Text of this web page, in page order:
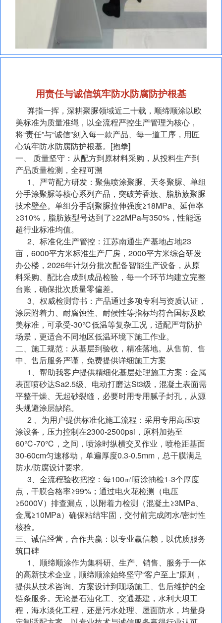
用责任与诚信筑牢防水防腐防护根基
弹指一挥，深耕聚脲领域近二十载，顺缔顺涂以欧
美标准为质量准绳，以全流程严控生产管理为核心，
将“责任”与“诚信”刻入每一款产品、每一道工序，用匠
心筑牢防水防腐防护根基。[抱拳]
一、 质量坚守：从配方到原材料采购，从投料生产到
产品质量检测，全程可溯
1、严苛配方研发：聚焦喷涂聚脲、天冬聚脲、单组
分手涂聚脲等核心系列产品，突破芳香族、脂肪族聚脲
技术壁垒。单组分手刮聚脲拉伸强度≥18MPa、延伸率
≥310%，脂肪族型号达到了≥22MPa与350%，性能远
超行业标准均值。
2、标准化生产管控：江苏南通生产基地占地23
亩，6000平方米标准生产厂房，2000平方米综合研发
办公楼，2026年计划分批次配备智能生产设备，从原
料采购、配比合成到成品检验，每一个环节均建立完整
台账，确保批次质量零偏差。
3、权威检测背书：产品通过多项专利与资质认证，
涂层附着力、耐腐蚀性、耐候性等指标均符合国标及欧
美标准，可承受-30℃低温等复杂工况，适配严苛防护
场景，更适合不同地区低温环境下施工作业。
二、施工规范：从基层到验收，精准落地。从售前、售
中、售后服务严谨，免费提供详细施工方案
1、帮助我客户提供精细化基层处理施工方案：金属
表面喷砂达Sa2.5级、电动打磨达St3级，混凝土表面需
平整干燥、无起砂裂缝，必要时用专用腻子封孔，从源
头规避涂层缺陷。
2 、为用户提供标准化施工流程：采用专用高压喷
涂设备，压力控制在2300-2500psi，原料加热至
60℃-70℃，之间，喷涂时纵横交叉作业，喷枪距基面
30-60cm匀速移动，单遍厚度0.3-0.5mm，总干膜满足
防水/防腐设计要求。
3、全流程验收把控：每100㎡喷涂抽检1-3个厚度
点，干膜合格率≥99%；通过电火花检测（电压
≥5000V）排查漏点，以附着力检测（混凝土≥3MPa、
金属≥10MPa）确保粘结牢固，交付前完成闭水/密封性
核验。
三、诚信经营，合作共赢：以专业赢信赖，以优质服务
筑口碑
1、顺缔顺涂作为集科研、生产、销售、服务于一体
的高新技术企业，顺缔顺涂始终坚守“客户至上”原则，
提供从技术咨询、方案设计到现场施工、售后维护的全
链条服务。无论是石油化工、交通基建，水利大坝工
程，海水淡化工程，还是污水处理、屋面防水，均量身